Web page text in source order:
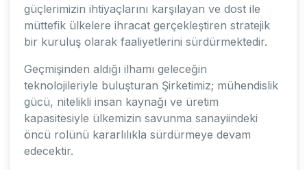
güçlerimizin ihtiyaçlarını karşılayan ve dost ile
müttefik ülkelere ihracat gerçekleştiren stratejik
bir kuruluş olarak faaliyetlerini sürdürmektedir.
Geçmişinden aldığı ilhamı geleceğin
teknolojileriyle buluşturan Şirketimiz; mühendislik
gücü, nitelikli insan kaynağı ve üretim
kapasitesiyle ülkemizin savunma sanayiindeki
öncü rolünü kararlılıkla sürdürmeye devam
edecektir.